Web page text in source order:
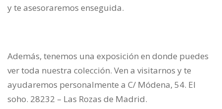
y te asesoraremos enseguida.
Además, tenemos una exposición en donde puedes
ver toda nuestra colección. Ven a visitarnos y te
ayudaremos personalmente a C/ Módena, 54. El
soho. 28232 – Las Rozas de Madrid.